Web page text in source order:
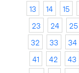
13
14 15
23
24 25
32
33 34
41
42 43